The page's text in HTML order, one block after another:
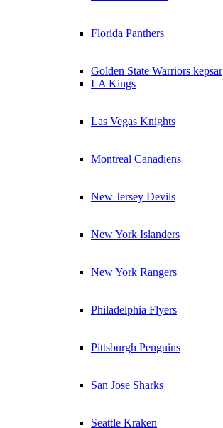
Florida Panthers
Golden State Warriors kepsar
LA Kings
Las Vegas Knights
Montreal Canadiens
New Jersey Devils
New York Islanders
New York Rangers
Philadelphia Flyers
Pittsburgh Penguins
San Jose Sharks
Seattle Kraken